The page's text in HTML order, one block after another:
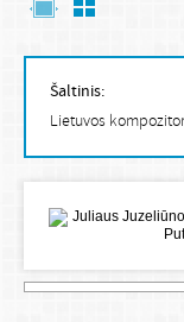
Šaltinis:
Lietuvos